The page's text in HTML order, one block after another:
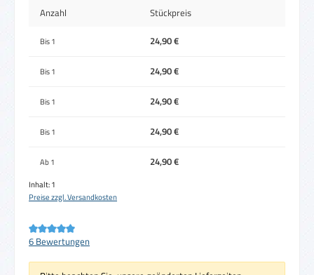
Anzahl Stückpreis
Bis1 24,90 €
Bis1 24,90 €
Bis1 24,90 €
Bis1 24,90 €
Ab1 24,90 €
Inhalt:1
Preise zzgl. Versandkosten
Durchschnittliche Bewertung von 5 von 5 Sternen
6 Bewertungen